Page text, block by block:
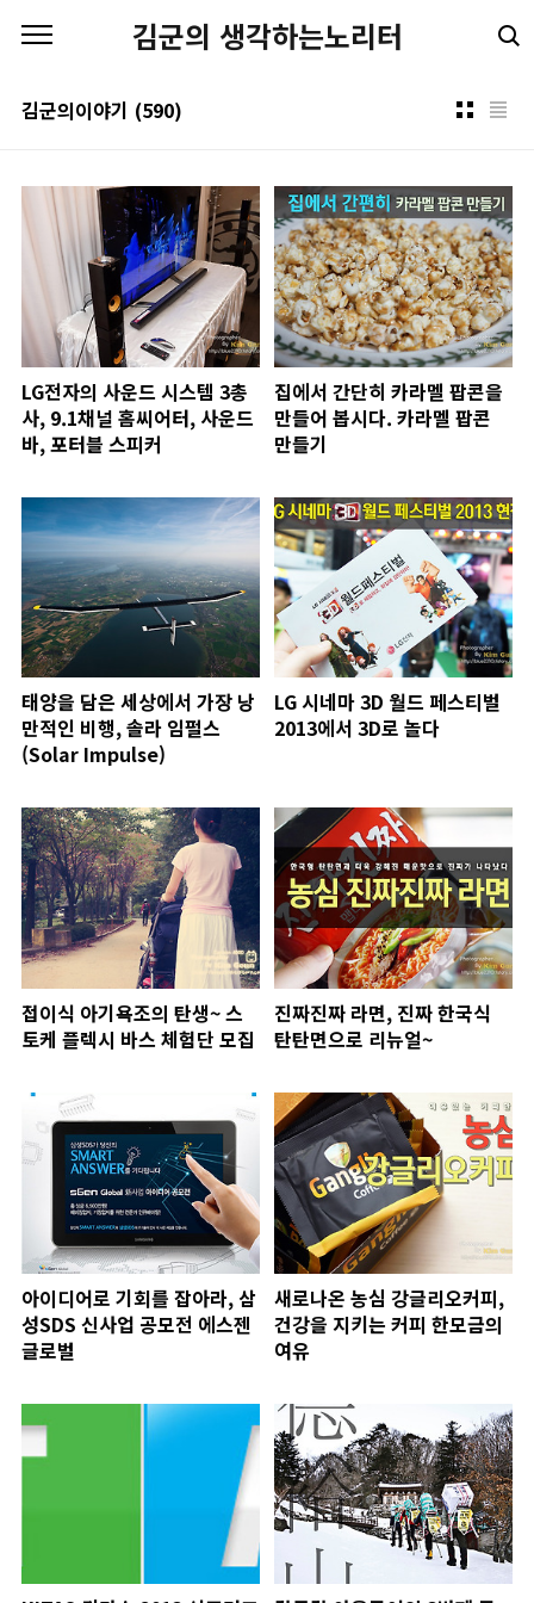
김군의 생각하는노리터
김군의이야기 (590)
LG전자의 사운드 시스템 3총
사, 9.1채널 홈씨어터, 사운드
바, 포터블 스피커
집에서 간단히 카라멜 팝콘을
만들어 봅시다. 카라멜 팝콘
만들기
태양을 담은 세상에서 가장 낭
만적인 비행, 솔라 임펄스
(Solar Impulse)
LG 시네마 3D 월드 페스티벌
2013에서 3D로 놀다
접이식 아기욕조의 탄생~ 스
토케 플렉시 바스 체험단 모집
진짜진짜 라면, 진짜 한국식
탄탄면으로 리뉴얼~
아이디어로 기회를 잡아라, 삼
성SDS 신사업 공모전 에스젠
글로벌
새로나온 농심 강글리오커피,
건강을 지키는 커피 한모금의
여유